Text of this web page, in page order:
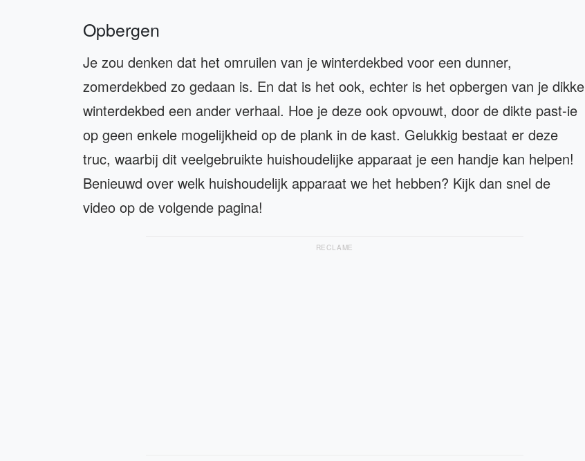
Opbergen
Je zou denken dat het omruilen van je winterdekbed voor een dunner,
zomerdekbed zo gedaan is. En dat is het ook, echter is het opbergen van je dikke
winterdekbed een ander verhaal. Hoe je deze ook opvouwt, door de dikte past-ie
op geen enkele mogelijkheid op de plank in de kast. Gelukkig bestaat er deze
truc, waarbij dit veelgebruikte huishoudelijke apparaat je een handje kan helpen!
Benieuwd over welk huishoudelijk apparaat we het hebben? Kijk dan snel de
video op de volgende pagina!
RECLAME